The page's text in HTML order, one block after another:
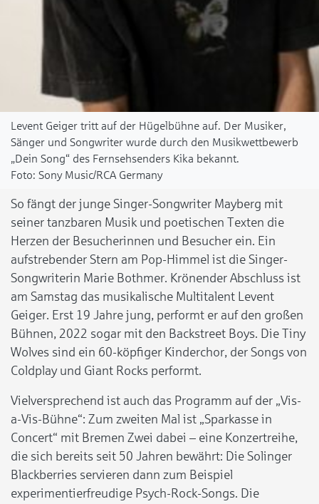
Levent Geiger tritt auf der Hügelbühne auf. Der Musiker,
Sänger und Songwriter wurde durch den Musikwettbewerb
„Dein Song“ des Fernsehsenders Kika bekannt.
Sony Music/RCA Germany
So fängt der junge Singer-Songwriter Mayberg mit
seiner tanzbaren Musik und poetischen Texten die
Herzen der Besucherinnen und Besucher ein. Ein
aufstrebender Stern am Pop-Himmel ist die Singer-
Songwriterin Marie Bothmer. Krönender Abschluss ist
am Samstag das musikalische Multitalent Levent
Geiger. Erst 19 Jahre jung, performt er auf den großen
Bühnen, 2022 sogar mit den Backstreet Boys. Die Tiny
Wolves sind ein 60-köpfiger Kinderchor, der Songs von
Coldplay und Giant Rocks performt.
Vielversprechend ist auch das Programm auf der „Vis-
a-Vis-Bühne“: Zum zweiten Mal ist „Sparkasse in
Concert“ mit Bremen Zwei dabei – eine Konzertreihe,
die sich bereits seit 50 Jahren bewährt: Die Solinger
Blackberries servieren dann zum Beispiel
experimentierfreudige Psych-Rock-Songs. Die